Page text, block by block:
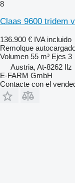
8
Claas 9600 tridem
136.900 € IVA incluido
Remolque
Volumen 55 m³ Ejes 3
Austria, At-8262 Ilz
E-FARM GmbH
Contacte con el